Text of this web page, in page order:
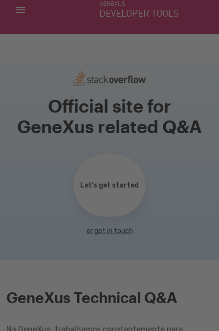
GENEXUS
DEVELOPER TOOLS
MINHAS APLICACÕES
Official site for
GeneXus related Q&A
Let’s get started
or get in touch
GeneXus Technical Q&A